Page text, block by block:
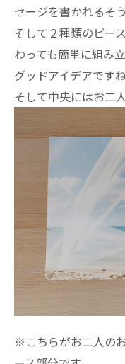
セージを書かれるそう
そして２種類のピー
わっても簡単に組み
グッドアイデアですね
そして中央にはお二
※こちらがお二人の